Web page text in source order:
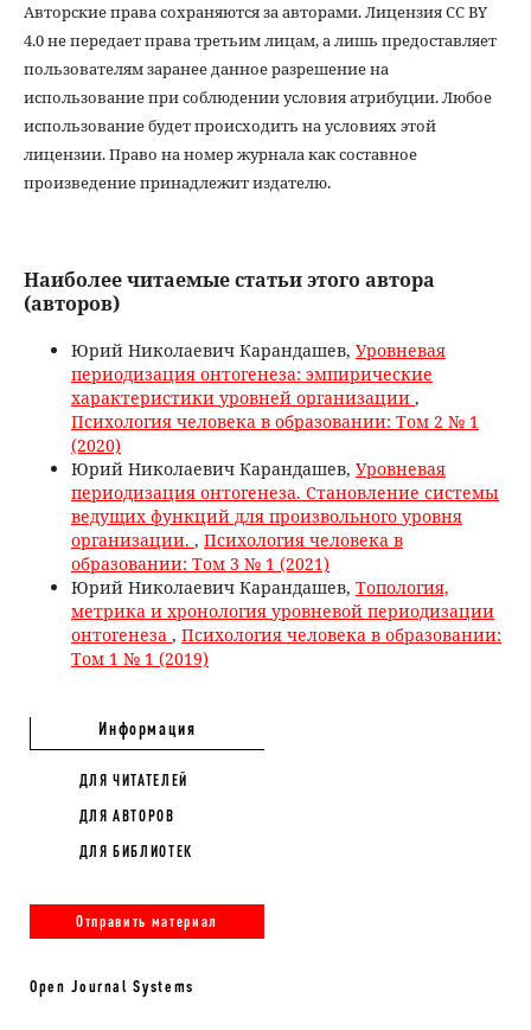
Авторские права сохраняются за авторами. Лицензия CC BY
4.0 не передает права третьим лицам, а лишь предоставляет
пользователям заранее данное разрешение на
использование при соблюдении условия атрибуции. Любое
использование будет происходить на условиях этой
лицензии. Право на номер журнала как составное
произведение принадлежит издателю.
Наиболее читаемые статьи этого автора
(авторов)
Юрий Николаевич Карандашев, Уровневая
периодизация онтогенеза: эмпирические
характеристики уровней организации ,
Психология человека в образовании: Том 2 № 1
(2020)
Юрий Николаевич Карандашев, Уровневая
периодизация онтогенеза. Становление системы
ведущих функций для произвольного уровня
организации. , Психология человека в
образовании: Том 3 № 1 (2021)
Юрий Николаевич Карандашев, Топология,
метрика и хронология уровневой периодизации
онтогенеза , Психология человека в образовании:
Том 1 № 1 (2019)
Информация
ДЛЯ ЧИТАТЕЛЕЙ
ДЛЯ АВТОРОВ
ДЛЯ БИБЛИОТЕК
Отправить материал
Open Journal Systems